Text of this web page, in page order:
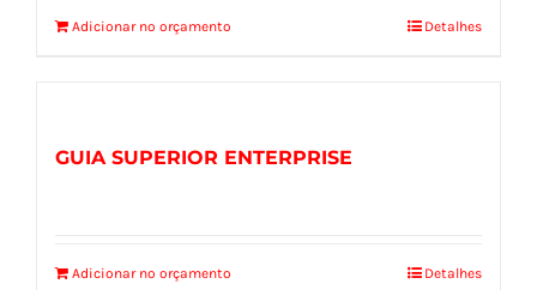
Adicionar no orçamento Detalhes
GUIA SUPERIOR ENTERPRISE
Adicionar no orçamento Detalhes